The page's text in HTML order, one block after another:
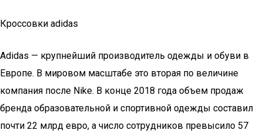
Кроссовки adidas
Adidas — крупнейший производитель одежды и обуви в
Европе. В мировом масштабе это вторая по величине
компания после Nike. В конце 2018 года объем продаж
бренда образовательной и спортивной одежды составил
почти 22 млрд евро, а число сотрудников превысило 57